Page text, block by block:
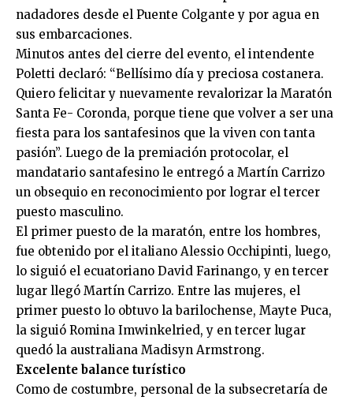
nadadores desde el Puente Colgante y por agua en
sus embarcaciones.
Minutos antes del cierre del evento, el intendente
Poletti declaró: “Bellísimo día y preciosa costanera.
Quiero felicitar y nuevamente revalorizar la Maratón
Santa Fe- Coronda, porque tiene que volver a ser una
fiesta para los santafesinos que la viven con tanta
pasión”. Luego de la premiación protocolar, el
mandatario santafesino le entregó a Martín Carrizo
un obsequio en reconocimiento por lograr el tercer
puesto masculino.
El primer puesto de la maratón, entre los hombres,
fue obtenido por el italiano Alessio Occhipinti, luego,
lo siguió el ecuatoriano David Farinango, y en tercer
lugar llegó Martín Carrizo. Entre las mujeres, el
primer puesto lo obtuvo la barilochense, Mayte Puca,
la siguió Romina Imwinkelried, y en tercer lugar
quedó la australiana Madisyn Armstrong.
Excelente balance turístico
Como de costumbre, personal de la subsecretaría de